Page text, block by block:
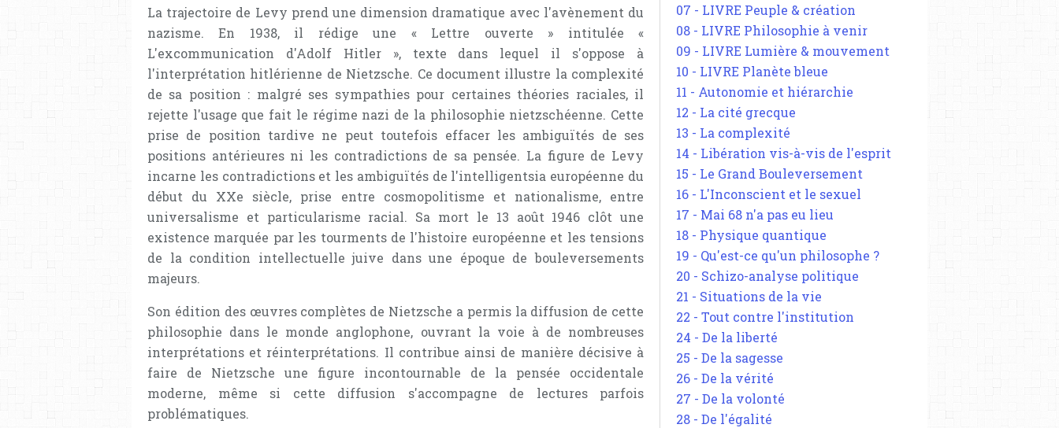
La trajectoire de Levy prend une dimension dramatique avec l'avènement du
nazisme. En 1938, il rédige une « Lettre ouverte » intitulée «
L'excommunication d'Adolf Hitler », texte dans lequel il s'oppose à
l'interprétation hitlérienne de Nietzsche. Ce document illustre la complexité
de sa position : malgré ses sympathies pour certaines théories raciales, il
rejette l'usage que fait le régime nazi de la philosophie nietzschéenne. Cette
prise de position tardive ne peut toutefois effacer les ambiguïtés de ses
positions antérieures ni les contradictions de sa pensée. La figure de Levy
incarne les contradictions et les ambiguïtés de l'intelligentsia européenne du
début du XXe siècle, prise entre cosmopolitisme et nationalisme, entre
universalisme et particularisme racial. Sa mort le 13 août 1946 clôt une
existence marquée par les tourments de l'histoire européenne et les tensions
de la condition intellectuelle juive dans une époque de bouleversements
majeurs.
Son édition des œuvres complètes de Nietzsche a permis la diffusion de cette
philosophie dans le monde anglophone, ouvrant la voie à de nombreuses
interprétations et réinterprétations. Il contribue ainsi de manière décisive à
faire de Nietzsche une figure incontournable de la pensée occidentale
moderne, même si cette diffusion s'accompagne de lectures parfois
problématiques.
07 - LIVRE Peuple & création
08 - LIVRE Philosophie à venir
09 - LIVRE Lumière & mouvement
10 - LIVRE Planète bleue
11 - Autonomie et hiérarchie
12 - La cité grecque
13 - La complexité
14 - Libération vis-à-vis de l'esprit
15 - Le Grand Bouleversement
16 - L'Inconscient et le sexuel
17 - Mai 68 n'a pas eu lieu
18 - Physique quantique
19 - Qu'est-ce qu'un philosophe ?
20 - Schizo-analyse politique
21 - Situations de la vie
22 - Tout contre l'institution
24 - De la liberté
25 - De la sagesse
26 - De la vérité
27 - De la volonté
28 - De l'égalité